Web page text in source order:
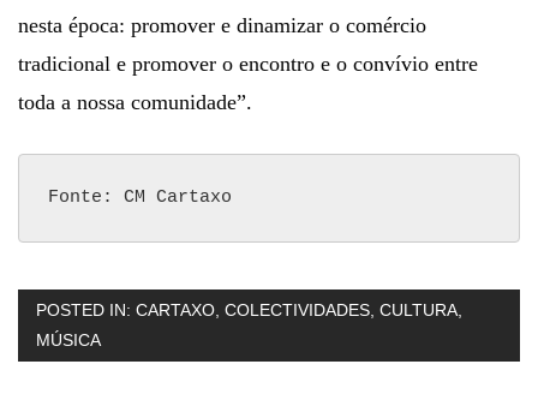
nesta época: promover e dinamizar o comércio
tradicional e promover o encontro e o convívio entre
toda a nossa comunidade”.
Fonte: CM Cartaxo
POSTED IN: CARTAXO COLECTIVIDADES CULTURA
MÚSICA